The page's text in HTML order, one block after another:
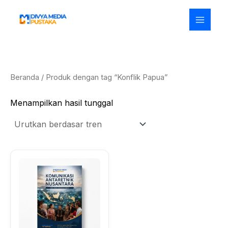
Beranda / Produk dengan tag “Konflik Papua”
Menampilkan hasil tunggal